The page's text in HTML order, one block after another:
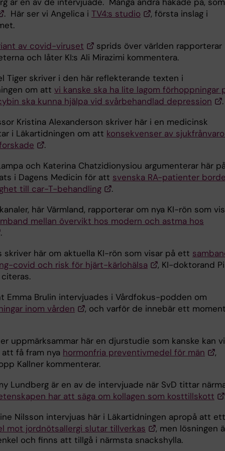
. Här ser vi Angelica i TV4:s studio
, första inslag i
av covid-viruset
sprids över världen rapporterar
och låter KI:s Ali Mirazimi kommentera.
Tiger skriver i den här reflekterande texten i
om att vi kanske ska ha lite lagom förhoppningar
ska kunna hjälpa vid svårbehandlad depression
Kristina Alexanderson skriver här i en medicinsk
i Läkartidningen om att konsekvenser av
.
och Katerina Chatzidionysiou argumenterar här
i Dagens Medicin för att svenska RA-patienter
till car-T-behandling
.
här Värmland, rapporterar om nya KI-rön som
mellan övervikt hos modern och astma hos
.
skriver här om aktuella KI-rön som visar på ett
covid och risk för hjärt-kärlohälsa
, KI-doktorand
Emma Brulin intervjuades i Vårdfokus-podden om
inom vården
, och varför de innebär ett
uppmärksammar här en djurstudie som kanske kan
få fram nya hormonfria preventivmedel för män
,
Kallner kommenterar.
Lundberg är en av de intervjuade när SvD tittar
har att säga om kollagen som kosttillskott
Nilsson intervjuas här i Läkartidningen apropå att ett
mot jordnötsallergi slutar tillverkas
, men lösningen
och finns att tillgå i närmsta snackshylla.